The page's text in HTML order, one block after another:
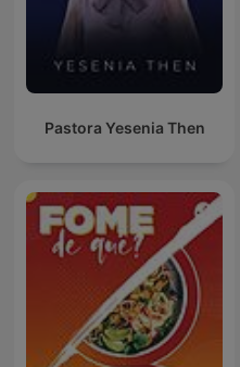
Pastora Yesenia Then